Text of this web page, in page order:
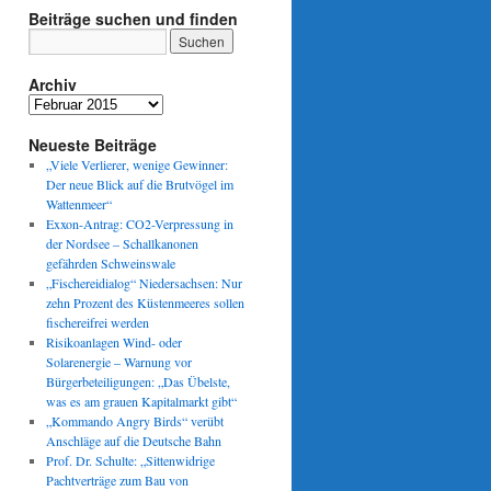
Beiträge suchen und finden
Archiv
Archiv
Neueste Beiträge
„Viele Verlierer, wenige Gewinner:
Der neue Blick auf die Brutvögel im
Wattenmeer“
Exxon-Antrag: CO2-Verpressung in
der Nordsee – Schallkanonen
gefährden Schweinswale
„Fischereidialog“ Niedersachsen: Nur
zehn Prozent des Küstenmeeres sollen
fischereifrei werden
Risikoanlagen Wind- oder
Solarenergie – Warnung vor
Bürgerbeteiligungen: „Das Übelste,
was es am grauen Kapitalmarkt gibt“
„Kommando Angry Birds“ verübt
Anschläge auf die Deutsche Bahn
Prof. Dr. Schulte: „Sittenwidrige
Pachtverträge zum Bau von